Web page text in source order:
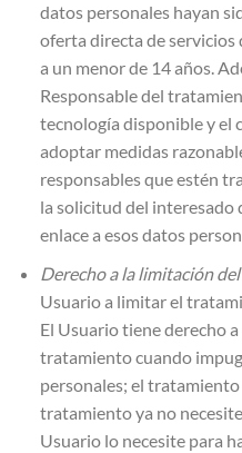
datos personales hayan
oferta directa de servicios
a un menor de 14 años.
Responsable del
tecnología disponible y el
adoptar medidas
responsables que estén
la solicitud del interesado
enlace a esos datos
Derecho a la limitación
Usuario a limitar el
El Usuario tiene derecho
tratamiento cuando
personales; el
tratamiento ya no
Usuario lo necesite para